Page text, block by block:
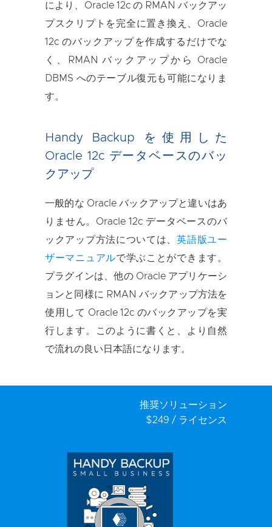
により、Oracle 12c の RMAN バックアッ
プスクリプトを完全に置き換え、Oracle
12c のバックアップを作成するだけでな
く、RMAN バックアップから Oracle
DBMS へのテーブル復元も可能になりま
す。
Handy Backup を使用した
Oracle 12c データベースのバッ
クアップ
一般的な Oracle バックアップと違いはあ
りません。Oracle 12c データベースのバ
ックアップ方法については、英語版ユー
ザーマニュアルで学ぶことができます。
プラグインは、他の Oracle アプリケーシ
ョンと同様に RMAN バックアップ方法を
使用して Oracle 12c のバックアップを実
行します。このように書くと、より自然
で流れの良い日本語になります。
推奨ソリューション
$249 / ライセンス